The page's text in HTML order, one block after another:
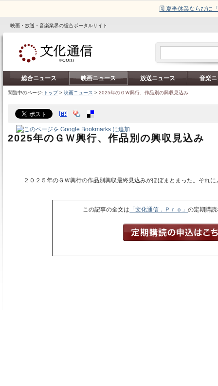
🗓️ 夏季休業ならびに
映画・放送・音楽業界の総合ポータルサイト
総合ニュース 映画ニュース 放送ニュース 音楽
閲覧中のページ: トップ> 映画ニュース > 2025年のＧＷ興行、作品別の興収見込み
2025年のＧＷ興行、作品別の興収見込み
２０２５年のＧＷ興行の作品別興収最終見込みがほぼまとまった。それ
この記事の全文は 「文化通信．Ｐｒｏ」の定期購